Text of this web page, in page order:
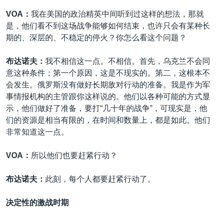
VOA： 我在美国的政治精英中间听到过这样的想法，那就
是，他们看不到这场战争能够如何结束，也许只会有某种长
期的、深层的、不稳定的停火？你怎么看这个问题？
布达诺夫： 我不相信这一点。不相信。首先，乌克兰不会同
意这种条件；第一个原因，这是不现实的。第二，这根本不
会发生。俄罗斯没有做好长期敌对行动的准备。我是作为军
事情报机构的主管跟你这样说的。他们以各种可能的方式显
示，他们做好了准备，要打“几十年的战争”，可现实是，他
们的资源是相当有限的，在时间和数量上，都是如此。他们
非常知道这一点。
VOA： 所以他们也要赶紧行动？
布达诺夫： 此刻，每个人都要赶紧行动了。
决定性的激战时期